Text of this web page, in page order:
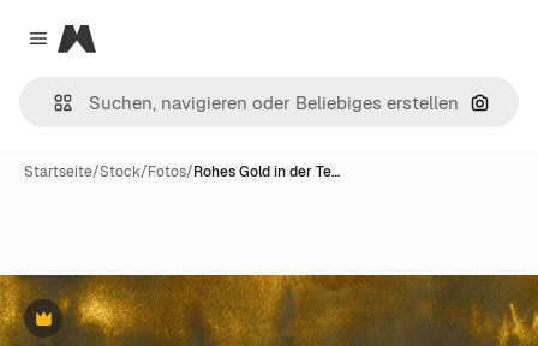
Close menu
Magnific
Nach
Startseite/Stock/Fotos/Rohes Gold in der Te…
Premium